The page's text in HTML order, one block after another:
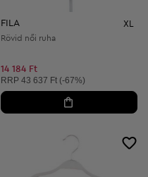
FILA XL
Rövid női ruha
14 184 Ft
Ajánlott ár:
RRP 43 637 Ft (-67%)